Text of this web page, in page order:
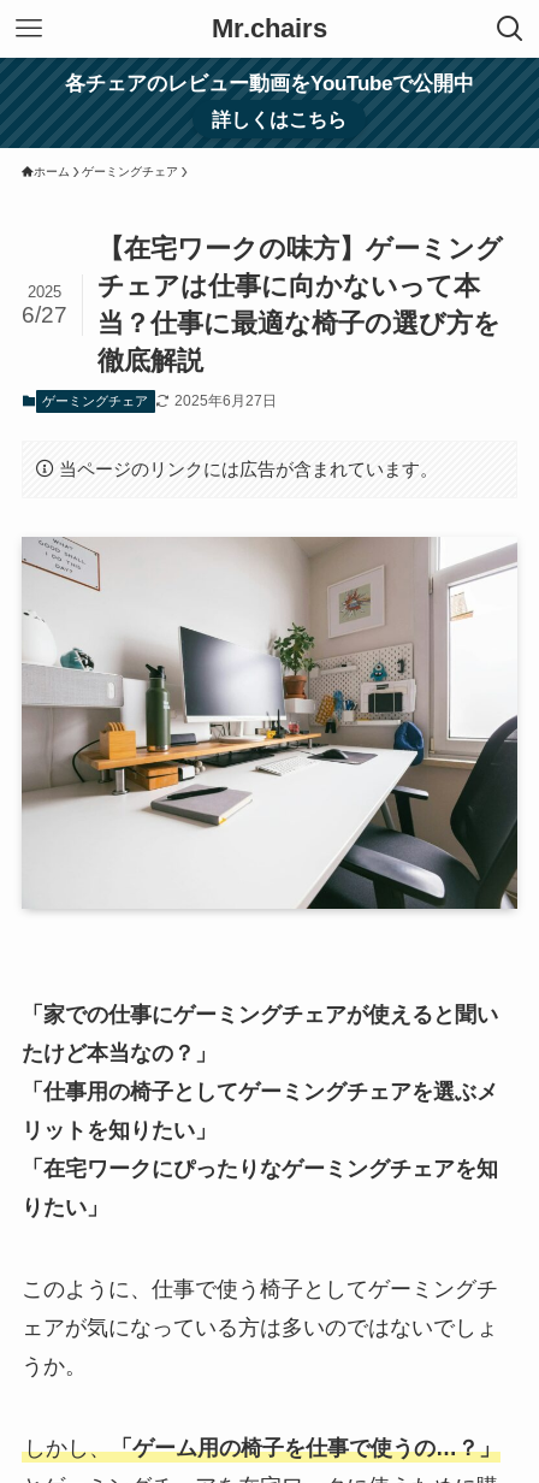
Mr.chairs
各チェアのレビュー動画をYouTubeで公開中
詳しくはこちら
ホーム ゲーミングチェア
【在宅ワークの味方】ゲーミング
チェアは仕事に向かないって本
当？仕事に最適な椅子の選び方を
徹底解説
2025
6/27
ゲーミングチェア 2025年6月27日
当ページのリンクには広告が含まれています。
「家での仕事にゲーミングチェアが使えると聞い
たけど本当なの？」
「仕事用の椅子としてゲーミングチェアを選ぶメ
リットを知りたい」
「在宅ワークにぴったりなゲーミングチェアを知
りたい」
このように、仕事で使う椅子としてゲーミングチ
ェアが気になっている方は多いのではないでしょ
うか。
しかし、「ゲーム用の椅子を仕事で使うの…？」